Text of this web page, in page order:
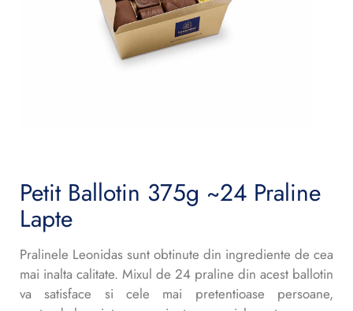
Petit Ballotin 375g ~24 Praline
Lapte
Pralinele Leonidas sunt obtinute din ingrediente de cea
mai inalta calitate. Mixul de 24 praline din acest ballotin
va satisface si cele mai pretentioase persoane,